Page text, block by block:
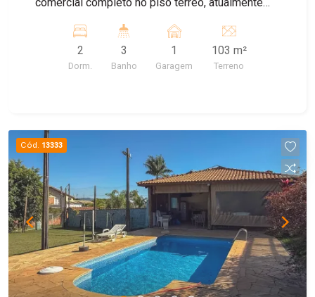
equipada, dois banheiros e infraestrutura pronta
para diversos segmentos alimentícios. No
pavimento superior, uma residência 2 quartos,
2
Dorm.
3
Banho
1
Garagem
103 m²
Terreno
Cód. 13333